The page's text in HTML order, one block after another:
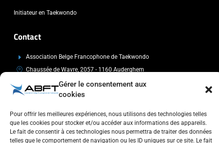
Gérer le consentement aux
cookies
Pour offrir les meilleures expériences, nous utilisons des technologies telles
que les cookies pour stocker et/ou accéder aux informations des appareils.
Le fait de consentir à ces technologies nous permettra de traiter des données
telles que le comportement de navigation ou les ID uniques sur ce site. Le fait
Initiateur en Taekwondo
Contact
Association Belge Francophone de Taekwondo
Chaussée de Wavre, 2057 - 1160 Auderghem
info@abft.be
+32 (0)2 347 34 77